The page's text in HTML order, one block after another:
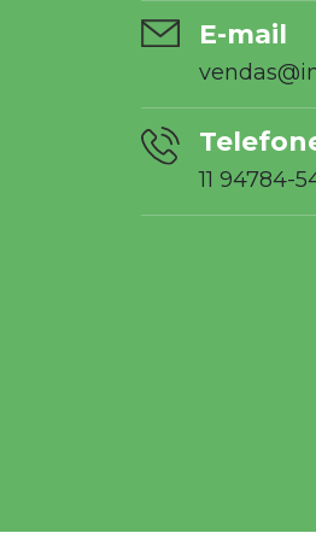
E-mail
11 94784-